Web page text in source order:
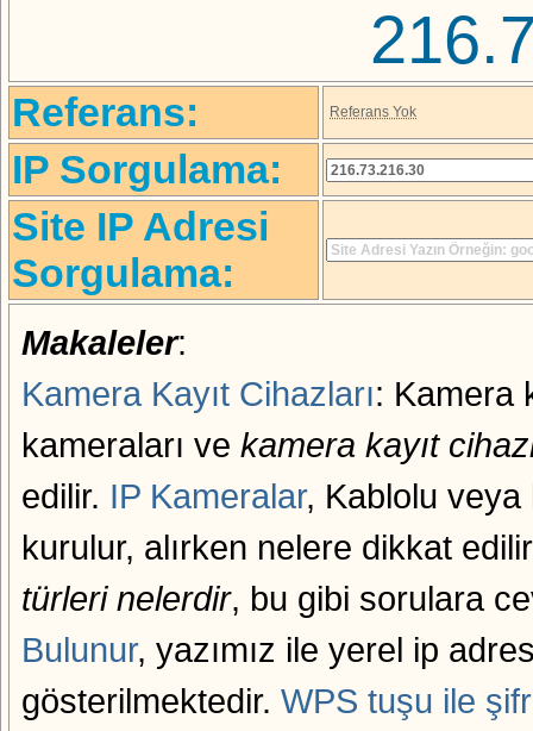
Referans: Referans Yok
IP Sorgulama:
Site IP Adresi
Sorgulama:
Makaleler:
Kamera Kayıt Cihazları: Kamera
kameraları ve kamera kayıt
edilir. IP Kameralar, Kablolu
kurulur, alırken nelere dikkat
türleri nelerdir, bu gibi sorulara
Bulunur, yazımız ile yerel ip
gösterilmektedir. WPS tuşu ile